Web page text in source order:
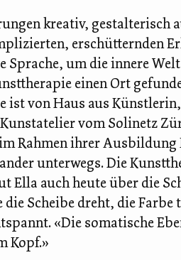
kreativ, gestalterisch
erschütternden
Sprache, um die innere
einen Ort
ist von Haus aus
vom Solinetz
Rahmen ihrer
unterwegs. Die
Ella auch heute über die
Scheibe dreht, die
«Die somatische
Kopf.»